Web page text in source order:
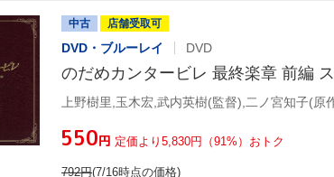
中古 店舗受取可
DVD・ブルーレイ DVD
のだめカンタービレ 最終楽章 前編
上野樹里,玉木宏,武内英樹(監督),二ノ宮知子(原
¥550円 定価より5,830円（91%）おトク
792円(7/16時点の価格)